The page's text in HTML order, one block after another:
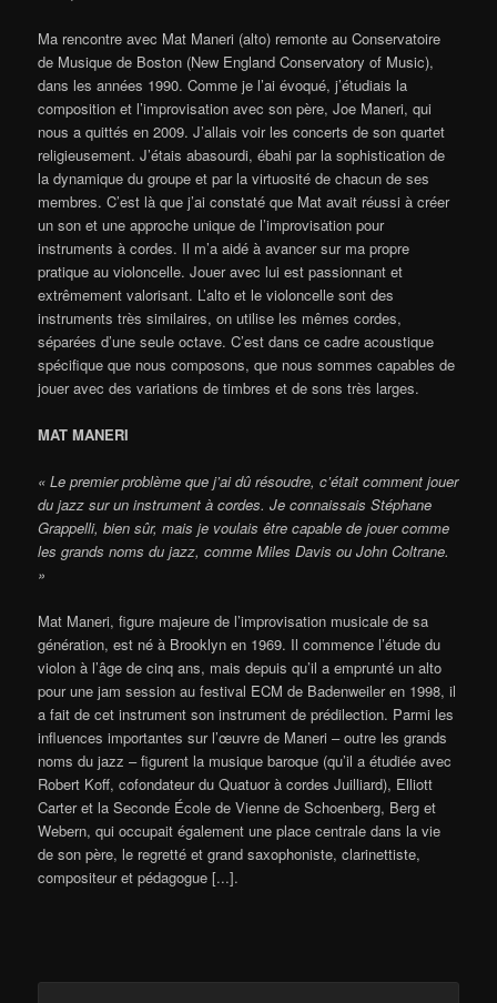
Ma rencontre avec Mat Maneri (alto) remonte au Conservatoire
de Musique de Boston (New England Conservatory of Music),
dans les années 1990. Comme je l’ai évoqué, j’étudiais la
composition et l’improvisation avec son père, Joe Maneri, qui
nous a quittés en 2009. J’allais voir les concerts de son quartet
religieusement. J’étais abasourdi, ébahi par la sophistication de
la dynamique du groupe et par la virtuosité de chacun de ses
membres. C’est là que j’ai constaté que Mat avait réussi à créer
un son et une approche unique de l’improvisation pour
instruments à cordes. Il m’a aidé à avancer sur ma propre
pratique au violoncelle. Jouer avec lui est passionnant et
extrêmement valorisant. L’alto et le violoncelle sont des
instruments très similaires, on utilise les mêmes cordes,
séparées d’une seule octave. C’est dans ce cadre acoustique
spécifique que nous composons, que nous sommes capables de
jouer avec des variations de timbres et de sons très larges.
MAT MANERI
« Le premier problème que j’ai dû résoudre, c’était comment jouer
du jazz sur un instrument à cordes. Je connaissais Stéphane
Grappelli, bien sûr, mais je voulais être capable de jouer comme
les grands noms du jazz, comme Miles Davis ou John Coltrane.
»
Mat Maneri, figure majeure de l’improvisation musicale de sa
génération, est né à Brooklyn en 1969. Il commence l’étude du
violon à l’âge de cinq ans, mais depuis qu’il a emprunté un alto
pour une jam session au festival ECM de Badenweiler en 1998, il
a fait de cet instrument son instrument de prédilection. Parmi les
influences importantes sur l’œuvre de Maneri – outre les grands
noms du jazz – figurent la musique baroque (qu’il a étudiée avec
Robert Koff, cofondateur du Quatuor à cordes Juilliard), Elliott
Carter et la Seconde École de Vienne de Schoenberg, Berg et
Webern, qui occupait également une place centrale dans la vie
de son père, le regretté et grand saxophoniste, clarinettiste,
compositeur et pédagogue[...].